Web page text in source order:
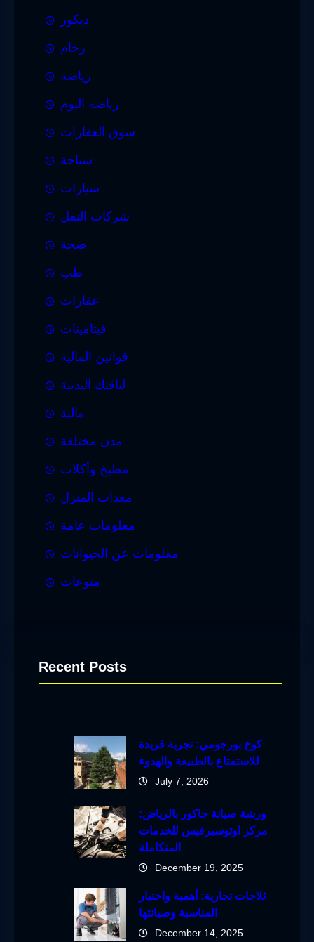
ديكور
رخام
رياضة
رياضه اليوم
سوق العقارات
سياحة
سيارات
شركات النقل
صحة
طب
عقارات
فيتامينات
قوانين المالية
لياقتك البدنية
مالية
مدن مختلفة
مطبخ وأكلات
معدات المنزل
معلومات عامة
معلومات عن الحيوانات
منوعات
Recent Posts
كوخ بورجومي: تجربة فريدة
للاستمتاع بالطبيعة والهدوء
July 7, 2026
ورشة صيانة جاكور بالرياض:
مركز اوتوسيرفيس للخدمات
المتكاملة
December 19, 2025
ثلاجات تجارية: أهمية واختيار
المناسبة وصيانتها
December 14, 2025